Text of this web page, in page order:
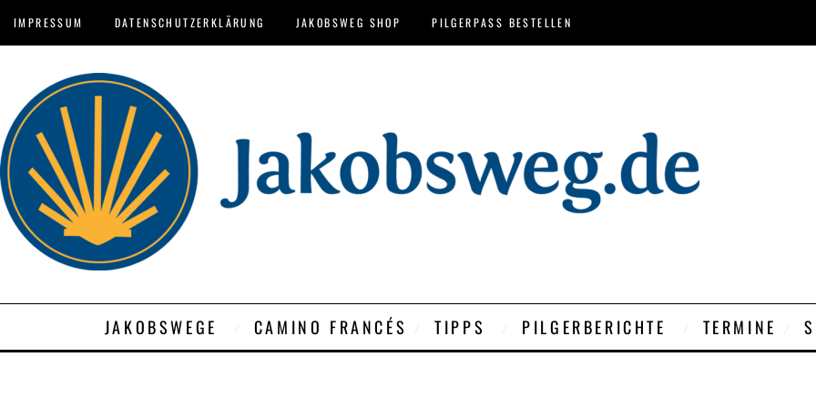
IMPRESSUM DATENSCHUTZERKLÄRUNG JAKOBSWEG SHOP PILGERPASS BESTELLEN
JAKOBSWEGE CAMINO FRANCÉS TIPPS PILGERBERICHTE TERMINE